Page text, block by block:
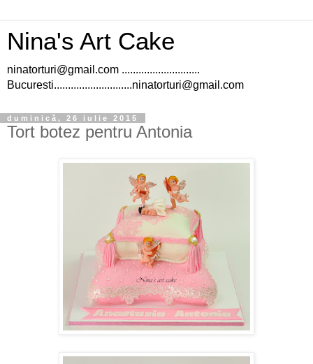
Nina's Art Cake
ninatorturi@gmail.com ............................
Bucuresti............................ninatorturi@gmail.com
duminică, 26 iulie 2015
Tort botez pentru Antonia